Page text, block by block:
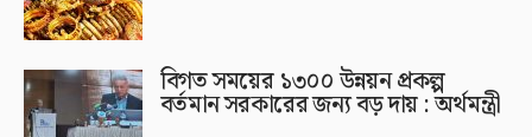
বিগত সময়ের ১৩০০ উন্নয়ন প্রকল্প
বর্তমান সরকারের জন্য বড় দায় : অর্থমন্ত্রী